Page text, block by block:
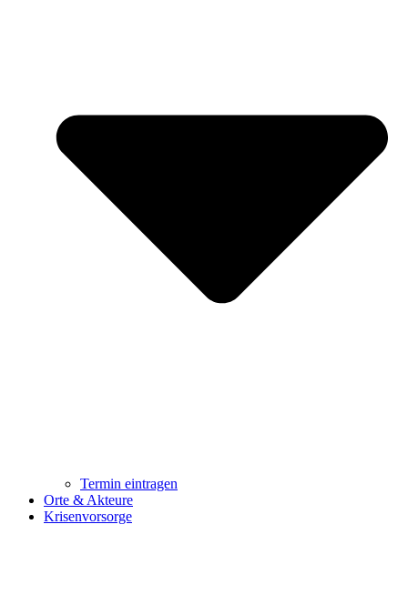
Termin eintragen
Orte & Akteure
Krisenvorsorge